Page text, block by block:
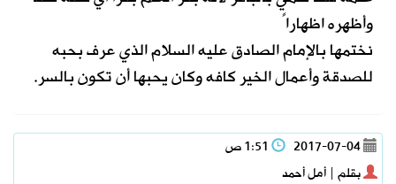
وأظهره اظهاراً
نختمها بالإمام الصادق عليه السلام الذي عرف بحبه
للصدقة وأعمال الخير كافه وكان يحبها أن تكون بالسر.
2017-07-04
بقلم | أمل أحمد